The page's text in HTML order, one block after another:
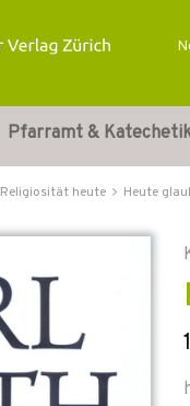
Pfarramt &
Religiosität heute Heute